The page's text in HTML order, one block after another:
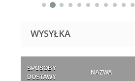
WYSYŁKA
SPOSOBY
DOSTAWY
NAZWA